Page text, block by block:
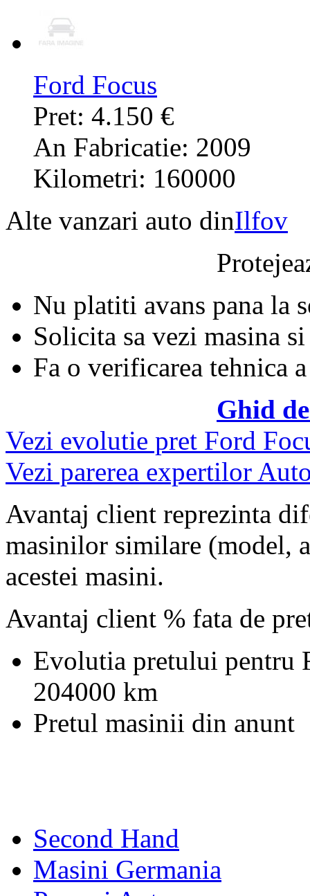
Ford Focus
Pret: 4.150 €
An Fabricatie: 2009
Kilometri: 160000
Alte vanzari auto dinIlfov
Nu platiti avans pana la
Solicita sa vezi masina si
Fa o verificarea tehnica
Ghid
Vezi evolutie pret Ford
Vezi parerea expertilor
Avantaj client reprezinta
masinilor similare (model,
acestei masini.
Avantaj client % fata de
Evolutia pretului pentru
204000 km
Pretul masinii din anunt
Second Hand
Masini Germania